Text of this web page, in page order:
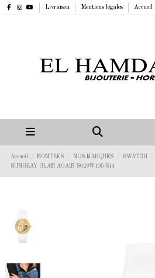
Livraison Mentions légales Accueil
Accueil MONTRES NOS MARQUES SWATCH
SUNGRAY GLAM AGAIN S029W105-S14